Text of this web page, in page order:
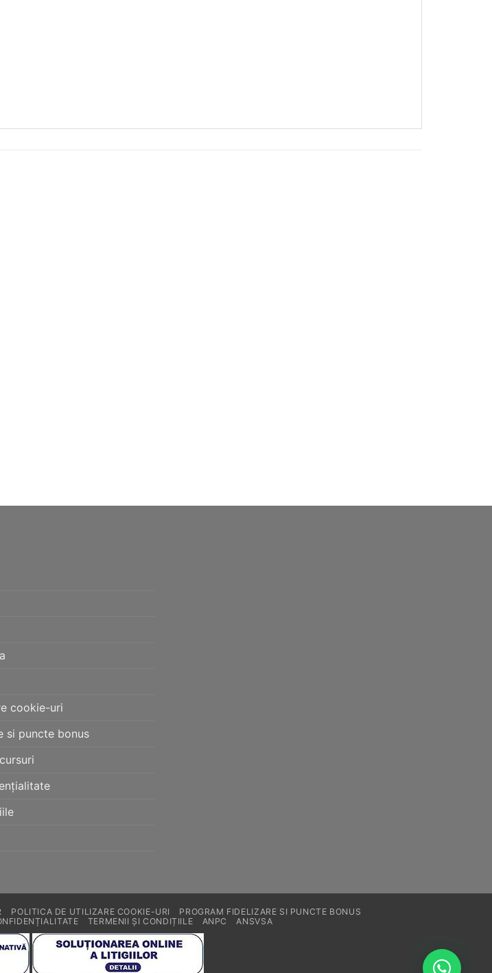
cookie-uri
si puncte bonus
POLITICA DE UTILIZARE COOKIE-URI
PROGRAM FIDELIZARE SI PUNCTE BONUS
TERMENII ȘI CONDIȚIILE ANPC ANSVSA